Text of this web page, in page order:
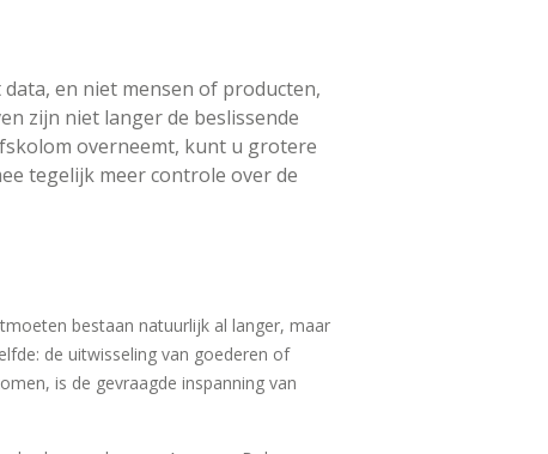
en niet mensen of producten,
zijn niet langer de beslissende
overneemt, kunt u grotere
tegelijk meer controle over de
bestaan natuurlijk al langer, maar
de uitwisseling van goederen of
is de gevraagde inspanning van